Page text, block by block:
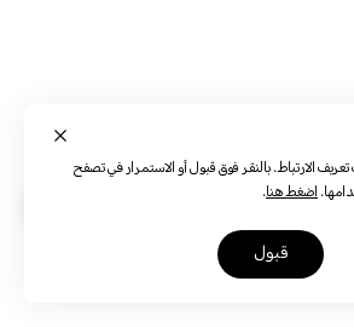
الارتباط. بالنقر فوق قبول أو الاستمرار في تصفح
اضغط هنا.
قبول